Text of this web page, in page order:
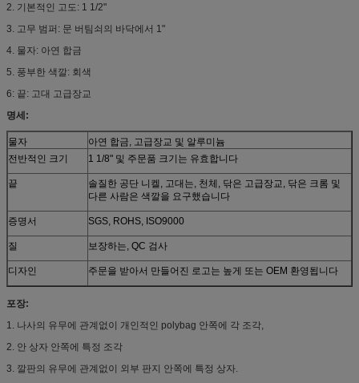
2. 기본적인 고도: 1 1/2"
3. 고무 범퍼: 문 버팀쇠의 바닥에서 1"
4. 물자: 아연 합금
5. 풍부한 색깔: 회색
6: 끝: 고대 고급장교
명세:
물자
아연 합금, 고급장교 및 알루미늄
전반적인 크기
1 1/8" 및 주문품 크기는 유효합니다
끝
솔질한 공단 니켈, 고대는, 천체, 닦은 고급장교, 닦은 크롬 및
다른 사람은 색깔을 요구했습니다
증명서 SGS, ROHS, ISO9000
질 보장하는, QC 검사
디자인 주문을 받아서 만들어진 로고는 높게 또는 OEM 환영됩니다
포장:
1. 나사의 유무에 관계없이 개인적인 polybag 안쪽에 각 조각,
2. 안 상자 안쪽에 특정 조각
3. 깔판의 유무에 관계없이 외부 판지 안쪽에 특정 상자.